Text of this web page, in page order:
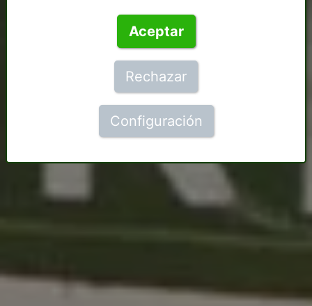
Aceptar
Rechazar
Configuración